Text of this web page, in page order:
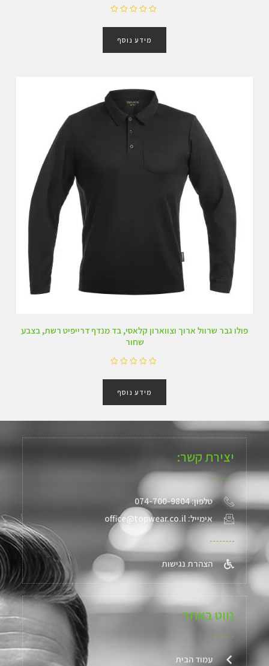
ך
5
מידע נוסף
פולו גבר שרוול ארוך וצווארון קלאסי, בד מנדף דרייפיט רשת, בצבע
שחור
מ
ו
מידע נוסף
יצירת קשר:
טלפון: 074-700-9804
אימייל: office@topwear.co.il
הצהרת נגישות
נווט באתר
עמוד הבית